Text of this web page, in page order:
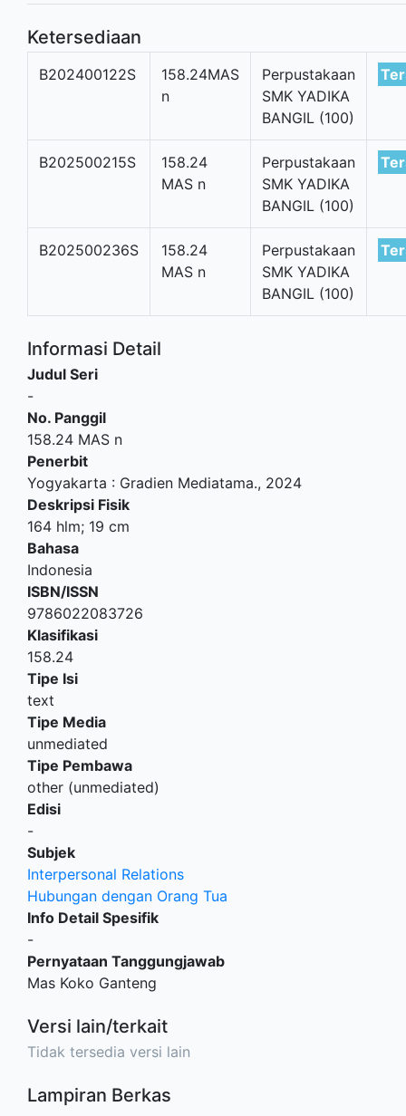
Ketersediaan
B202400122S
158.24MAS
n
Perpustakaan
SMK YADIKA
BANGIL (100)
B202500215S
158.24
MAS n
Perpustakaan
SMK YADIKA
BANGIL (100)
B202500236S
158.24
MAS n
Perpustakaan
SMK YADIKA
BANGIL (100)
Informasi Detail
Judul Seri
-
No. Panggil
158.24 MAS n
Penerbit
Yogyakarta : Gradien Mediatama., 2024
Deskripsi Fisik
164 hlm; 19 cm
Bahasa
Indonesia
ISBN/ISSN
9786022083726
Klasifikasi
158.24
Tipe Isi
text
Tipe Media
unmediated
Tipe Pembawa
other (unmediated)
Edisi
-
Subjek
Interpersonal Relations
Hubungan dengan Orang Tua
Info Detail Spesifik
-
Pernyataan Tanggungjawab
Mas Koko Ganteng
Versi lain/terkait
Tidak tersedia versi lain
Lampiran Berkas